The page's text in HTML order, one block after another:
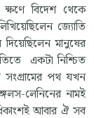
বিদেশ থেকে
জ্যোতি
মানুষের
একটা নিশ্চিত
সংগ্রামের পথ যখন
লেনিনের নামই
আবার ঐ সব